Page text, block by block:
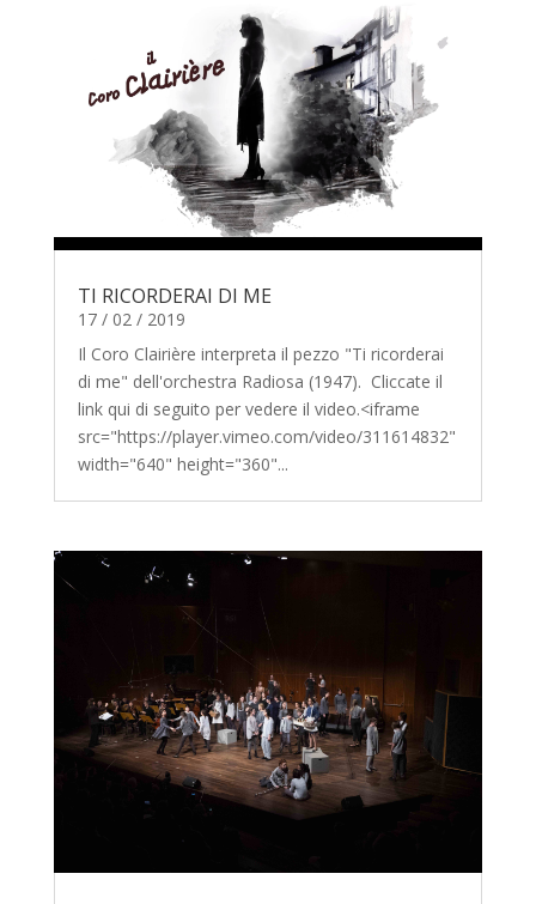
TI RICORDERAI DI ME
17 / 02 / 2019
Il Coro Clairière interpreta il pezzo "Ti ricorderai
di me" dell'orchestra Radiosa (1947). Cliccate il
link qui di seguito per vedere il video.<iframe
src="https://player.vimeo.com/video/311614832"
width="640" height="360"...